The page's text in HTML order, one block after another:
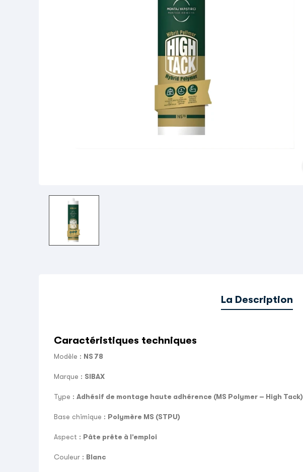
La Description
Caractéristiques techniques
Modèle : NS 78
Marque : SIBAX
Type : Adhésif de montage haute adhérence (MS Polymer – High Tack)
Base chimique : Polymère MS (STPU)
Aspect : Pâte prête à l’emploi
Couleur : Blanc